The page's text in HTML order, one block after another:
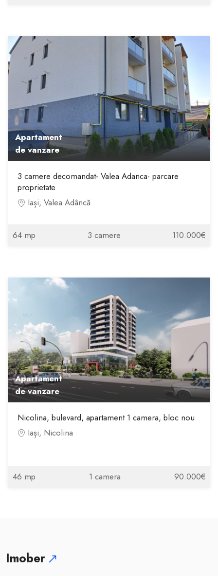
Apartament
de vanzare
3 camere decomandat- Valea Adanca- parcare
proprietate
Iași, Valea Adâncă
64 mp 3 camere 110.000€
Apartament
de vanzare
Nicolina, bulevard, apartament 1 camera, bloc nou
Iași, Nicolina
46 mp 1 camera 90.000€
Imober